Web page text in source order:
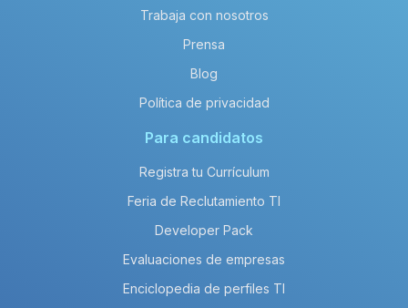
Trabaja con nosotros
Prensa
Blog
Política de privacidad
Para candidatos
Registra tu Currículum
Feria de Reclutamiento TI
Developer Pack
Evaluaciones de empresas
Enciclopedia de perfiles TI